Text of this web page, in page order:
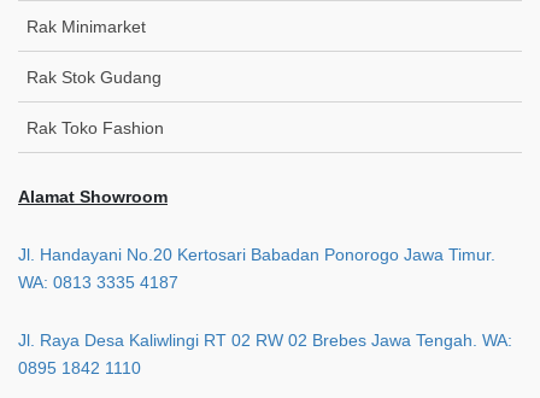
Rak Minimarket
Rak Stok Gudang
Rak Toko Fashion
Alamat Showroom
Jl. Handayani No.20 Kertosari Babadan Ponorogo Jawa Timur.
WA: 0813 3335 4187
Jl. Raya Desa Kaliwlingi RT 02 RW 02 Brebes Jawa Tengah. WA:
0895 1842 1110